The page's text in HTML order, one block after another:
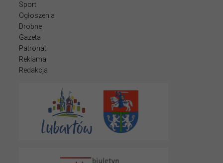
Sport
Ogłoszenia
Drobne
Gazeta
Patronat
Reklama
Redakcja